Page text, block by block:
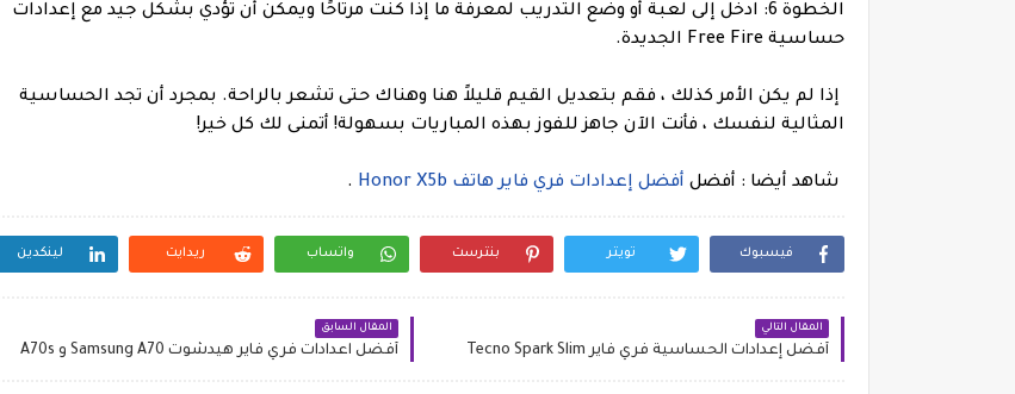
الخطوة 6: ادخل إلى لعبة أو وضع التدريب لمعرفة ما إذا كنت مرتاحًا ويمكن أن تؤدي بشكل جيد مع إعدادات
حساسية Free Fire الجديدة.
إذا لم يكن الأمر كذلك ، فقم بتعديل القيم قليلاً هنا وهناك حتى تشعر بالراحة. بمجرد أن تجد الحساسية
المثالية لنفسك ، فأنت الآن جاهز للفوز بهذه المباريات بسهولة! أتمنى لك كل خير!
شاهد أيضا : أفضل أفضل إعدادات فري فاير هاتف Honor X5b .
فيسبوك تويتر بنترست واتساب ريدايت لينكدين
المقال التالي
أفضل إعدادات الحساسية فري فاير Tecno Spark Slim
المقال السابق
أفضل اعدادات فري فاير هيدشوت Samsung A70 و A70s